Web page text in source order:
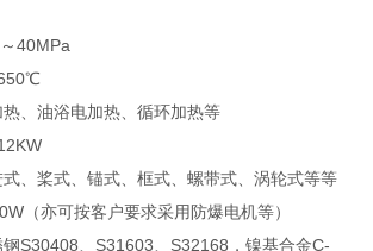
40MPa
、油浴电加热、循环加热等
、桨式、锚式、框式、螺带式、涡轮式等等
（亦可按客户要求采用防爆电机等）
S30408、S31603、S32168，镍基合金C-